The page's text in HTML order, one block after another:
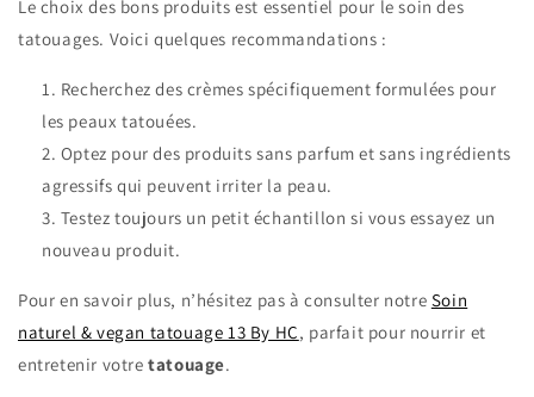
Le choix des bons produits est essentiel pour le soin des
tatouages. Voici quelques recommandations :
Recherchez des crèmes spécifiquement formulées pour
les peaux tatouées.
Optez pour des produits sans parfum et sans ingrédients
agressifs qui peuvent irriter la peau.
Testez toujours un petit échantillon si vous essayez un
nouveau produit.
Pour en savoir plus, n’hésitez pas à consulter notre Soin
naturel & vegan tatouage 13 By HC, parfait pour nourrir et
entretenir votretatouage.